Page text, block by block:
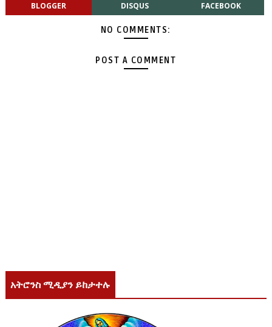
BLOGGER DISQUS FACEBOOK
NO COMMENTS:
POST A COMMENT
አትሮንስ ሚዲያን ይከታተሉ